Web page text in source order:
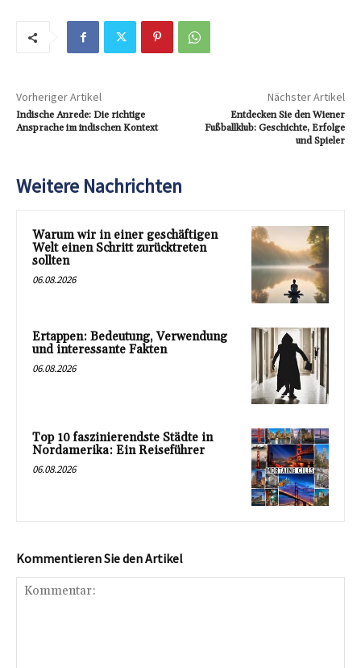
Vorheriger Artikel
Indische Anrede: Die richtige
Ansprache im indischen Kontext
Nächster Artikel
Entdecken Sie den Wiener
Fußballklub: Geschichte, Erfolge
und Spieler
Weitere Nachrichten
Warum wir in einer geschäftigen
Welt einen Schritt zurücktreten
sollten
06.08.2026
Ertappen: Bedeutung, Verwendung
und interessante Fakten
06.08.2026
Top 10 faszinierendste Städte in
Nordamerika: Ein Reiseführer
06.08.2026
Kommentieren Sie den Artikel